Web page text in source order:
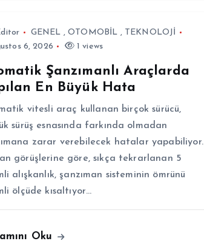
GENEL ,OTOMOBİL , TEKNOLOJİ
6, 2026
1 views
Şanzımanlı Araçlarda
En Büyük Hata
vitesli araç kullanan birçok sürücü,
sürüş esnasında farkında olmadan
zarar verebilecek hatalar yapabiliyor.
görüşlerine göre, sıkça tekrarlanan 5
alışkanlık, şanzıman sisteminin ömrünü
ölçüde kısaltıyor…
Oku